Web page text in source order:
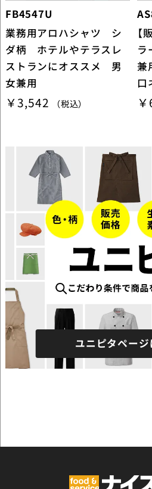
FB4547U
業務用アロハシャツ シ
ダ柄 ホテルやテラスレ
ストランにオススメ 男
女兼用
￥3,542 （税込）
【
ラ
兼
口
ユニピタページ